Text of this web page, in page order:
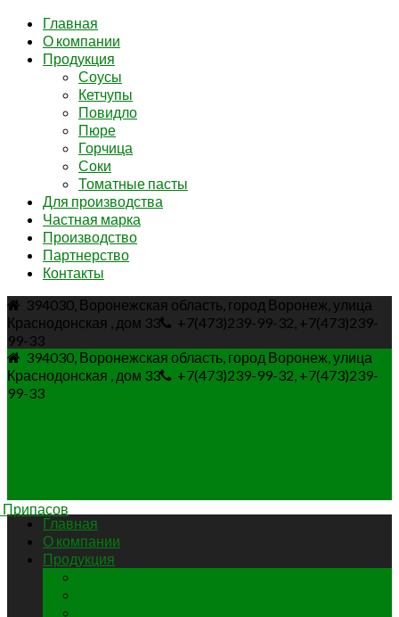
Главная
О компании
Продукция
Соусы
Кетчупы
Повидло
Пюре
Горчица
Соки
Томатные пасты
Для производства
Частная марка
Производство
Партнерство
Контакты
394030, Воронежская область, город Воронеж, улица
Краснодонская , дом 33
+7(473)239-99-32, +7(473)239-
99-33
394030, Воронежская область, город Воронеж, улица
Краснодонская , дом 33
+7(473)239-99-32, +7(473)239-
99-33
Главная
О компании
Продукция